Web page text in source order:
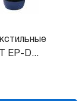
EP-D...